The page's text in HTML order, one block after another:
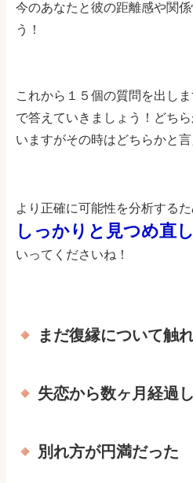
今のあなたと彼の距離感や関
う！
これから１５個の質問を出し
で答えていきましょう！どち
いますがその時はどちらかと
より正確に可能性を分析する
しっかりと見つめ直
いってくださいね！
まだ復縁について触
失恋から数ヶ月経過
別れ方が円満だった